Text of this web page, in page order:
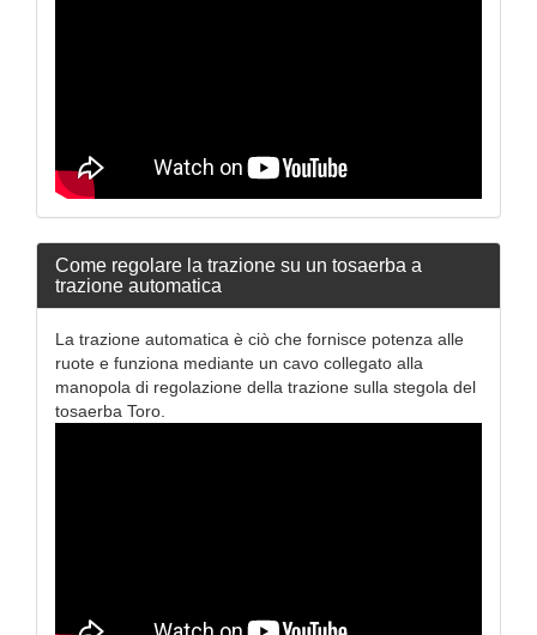
Come regolare la trazione su un tosaerba a
trazione automatica
La trazione automatica è ciò che fornisce potenza alle
ruote e funziona mediante un cavo collegato alla
manopola di regolazione della trazione sulla stegola del
tosaerba Toro.